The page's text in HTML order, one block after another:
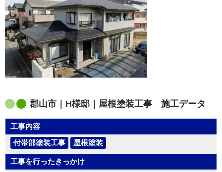
郡山市｜H様邸｜屋根塗装工事 施工データ
工事内容
付帯部塗装工事
屋根塗装
工事を行ったきっかけ